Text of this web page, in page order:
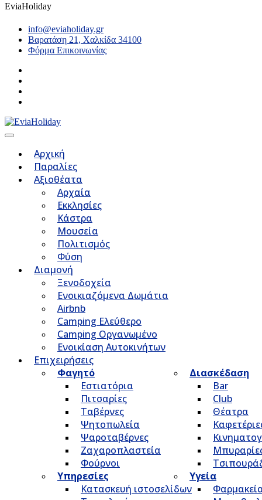
EviaHoliday
info@eviaholiday.gr
Βαρατάση 21, Χαλκίδα 34100
Φόρμα Επικοινωνίας
Αρχική
Παραλίες
Αξιοθέατα
Αρχαία
Εκκλησίες
Κάστρα
Μουσεία
Πολιτισμός
Φύση
Διαμονή
Ξενοδοχεία
Ενοικιαζόμενα Δωμάτια
Airbnb
Camping Ελεύθερο
Camping Οργανωμένο
Ενοικίαση Αυτοκινήτων
Επιχειρήσεις
Φαγητό
Εστιατόρια
Πιτσαρίες
Ταβέρνες
Ψητοπωλεία
Ψαροταβέρνες
Ζαχαροπλαστεία
Φούρνοι
Διασκέδαση
Bar
Club
Θέατρα
Υπηρεσίες
Κατασκευή ιστοσελίδων
Υγεία